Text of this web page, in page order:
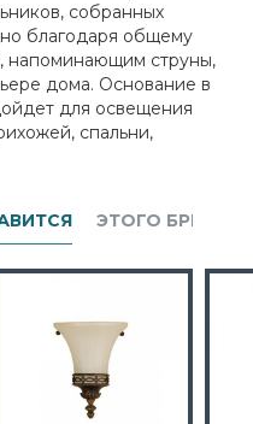
собранных
благодаря общему
напоминающим струны,
дома. Основание в
для освещения
спальни,
ЭТОГО БРЕНДА